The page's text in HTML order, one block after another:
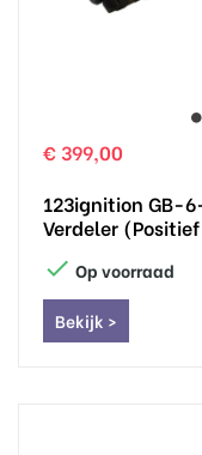
€ 399,00
123ignition GB-
Verdeler
 Op voorraad
Bekijk >